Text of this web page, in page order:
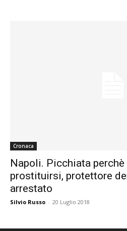
Cronaca
Napoli. Picchiata perchè
prostituirsi, protettore
arrestato
Silvio Russo - 20 Luglio 2018